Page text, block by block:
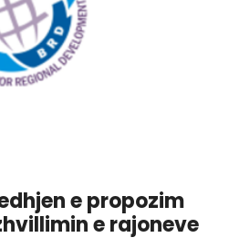
e propozim
e rajoneve